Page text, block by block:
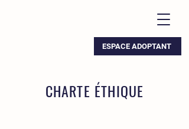
ESPACE ADOPTANT
CHARTE ÉTHIQUE